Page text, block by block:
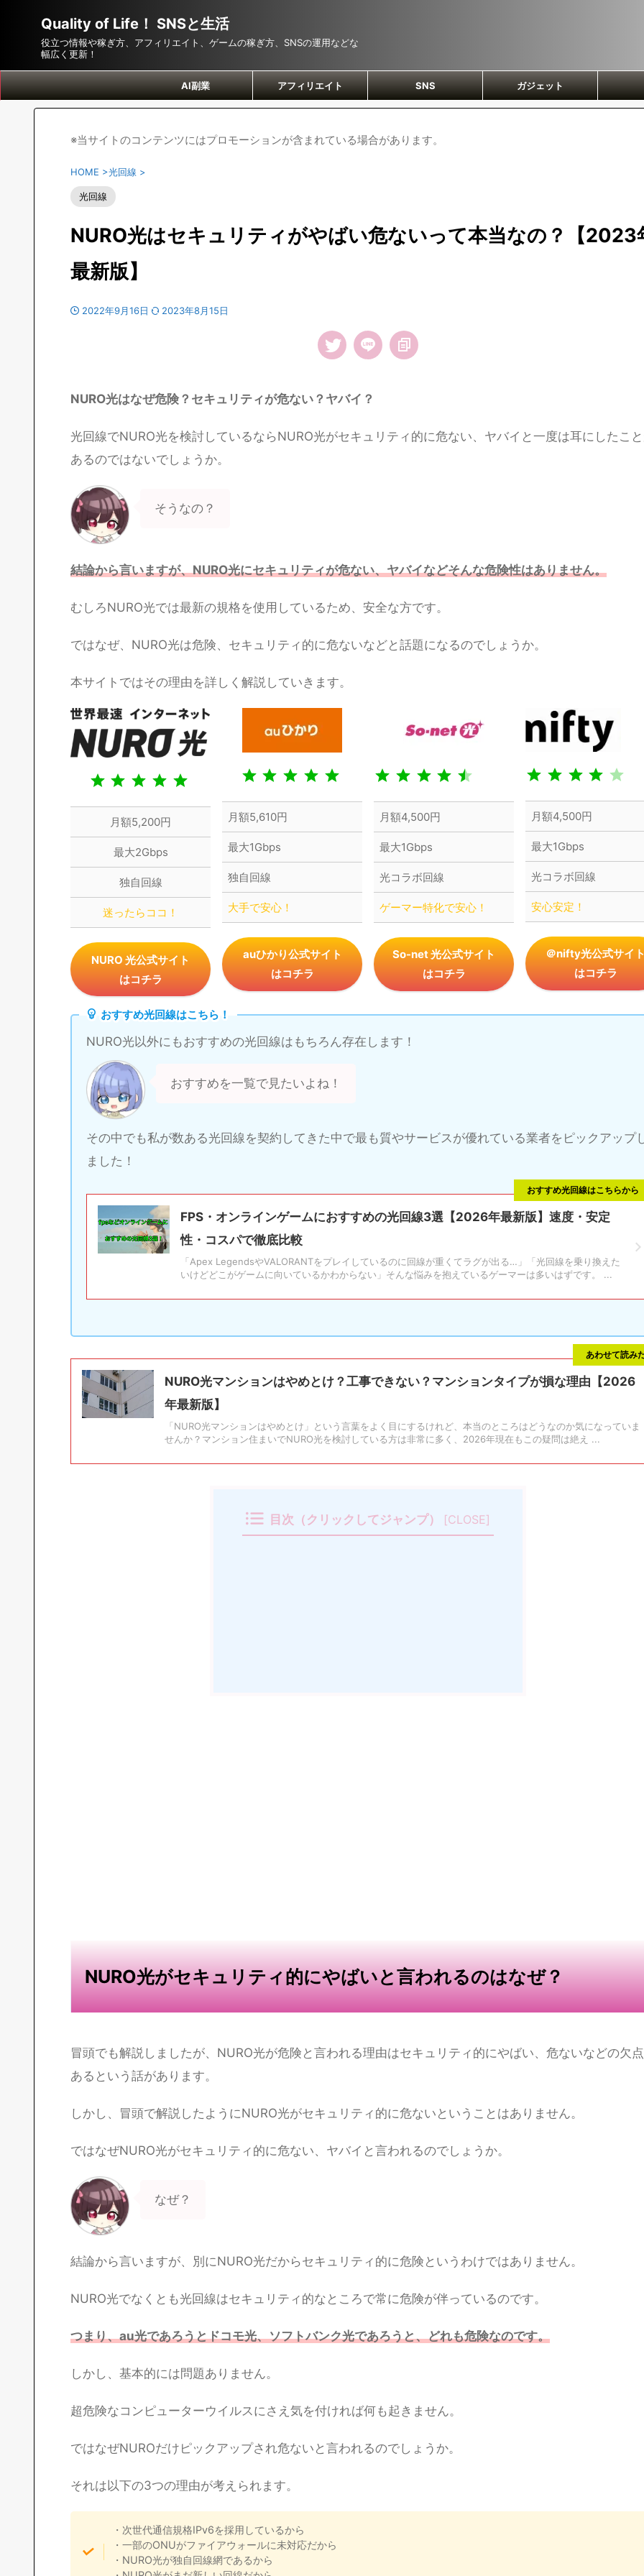
Quality of Life！ SNSと生活
役立つ情報や稼ぎ方、アフィリエイト、ゲームの稼ぎ方、SNSの運用などな
幅広く更新！
AI副業 アフィリエイト SNS ガジェット
※当サイトのコンテンツにはプロモーションが含まれている場合があります。
HOME >光回線 >
光回線
NURO光はセキュリティがやばい危ないって本当なの？【2023
最新版】
2022年9月16日 2023年8月15日
NURO光はなぜ危険？セキュリティが危ない？ヤバイ？
光回線でNURO光を検討しているならNURO光がセキュリティ的に危ない、ヤバイと一度は耳にしたこ
あるのではないでしょうか。
そうなの？
結論から言いますが、NURO光にセキュリティが危ない、ヤバイなどそんな危険性はありません。
むしろNURO光では最新の規格を使用しているため、安全な方です。
ではなぜ、NURO光は危険、セキュリティ的に危ないなどと話題になるのでしょうか。
本サイトではその理由を詳しく解説していきます。
⭐
月額5,200円
最大2Gbps
独自回線
迷ったらココ！
NURO 光公式サイト
はコチラ
⭐
⭐
⭐
月額5,610円
最大1Gbps
独自回線
大手で安心！
auひかり公式サイト
はコチラ
⭐
⭐
⭐
⭐
月額4,500円
最大1Gbps
光コラボ回線
ゲーマー特化で安心！
So-net 光公式サイト
はコチラ
⭐
⭐
⭐
⭐
月額4,500円
最大1Gbps
光コラボ回線
安心安定！
＠nifty光公式サイ
はコチラ
おすすめ光回線はこちら！
NURO光以外にもおすすめの光回線はもちろん存在します！
おすすめを一覧で見たいよね！
その中でも私が数ある光回線を契約してきた中で最も質やサービスが優れている業者をピックアップ
ました！
FPS・オンラインゲームにおすすめの光回線3選【2026年最新版】速度・安定
性・コスパで徹底比較
「Apex LegendsやVALORANTをプレイしているのに回線が重くてラグが出る…」「光回線を乗り換えた
いけどどこがゲームに向いているかわからない」そんな悩みを抱えているゲーマーは多いはずです。 ...
おすすめ光回線はこちらから
NURO光マンションはやめとけ？工事できない？マンションタイプが損な理由【2026
年最新版】
「NURO光マンションはやめとけ」という言葉をよく目にするけれど、本当のところはどうなのか気になっていま
せんか？マンション住まいでNURO光を検討している方は非常に多く、2026年現在もこの疑問は絶え ...
あわせて読み
目次（クリックしてジャンプ） [CLOSE]
NURO光がセキュリティ的にやばいと言われるのはなぜ？
冒頭でも解説しましたが、NURO光が危険と言われる理由はセキュリティ的にやばい、危ないなどの欠
あるという話があります。
しかし、冒頭で解説したようにNURO光がセキュリティ的に危ないということはありません。
ではなぜNURO光がセキュリティ的に危ない、ヤバイと言われるのでしょうか。
なぜ？
結論から言いますが、別にNURO光だからセキュリティ的に危険というわけではありません。
NURO光でなくとも光回線はセキュリティ的なところで常に危険が伴っているのです。
つまり、au光であろうとドコモ光、ソフトバンク光であろうと、どれも危険なのです。
しかし、基本的には問題ありません。
超危険なコンピューターウイルスにさえ気を付ければ何も起きません。
ではなぜNUROだけピックアップされ危ないと言われるのでしょうか。
それは以下の3つの理由が考えられます。
・次世代通信規格IPv6を採用しているから
・一部のONUがファイアウォールに未対応だから
・NURO光が独自回線網であるから